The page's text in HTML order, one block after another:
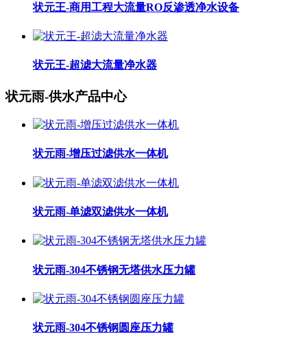
状元王-商用工程大流量RO反渗透净水设备
状元王-超滤大流量净水器
状元雨-供水产品中心
状元雨-增压过滤供水一体机
状元雨-单滤双滤供水一体机
状元雨-304不锈钢无塔供水压力罐
状元雨-304不锈钢圆座压力罐